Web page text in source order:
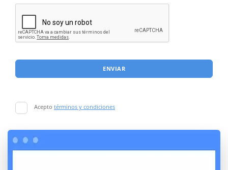
ENVIAR
Acepto términos y condiciones